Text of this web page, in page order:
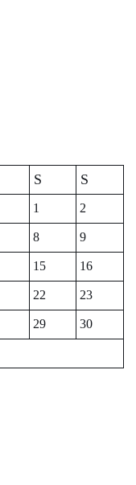
S S
1
2
8
9
15
16
22
23
29
30